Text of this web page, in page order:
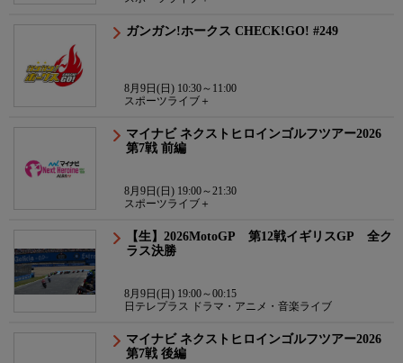
ガンガン!ホークス CHECK!GO! #249
8月9日(日) 10:30～11:00
スポーツライブ＋
マイナビ ネクストヒロインゴルフツアー2026
第7戦 前編
8月9日(日) 19:00～21:30
スポーツライブ＋
【生】2026MotoGP 第12戦イギリスGP 全ク
ラス決勝
8月9日(日) 19:00～00:15
日テレプラス ドラマ・アニメ・音楽ライブ
マイナビ ネクストヒロインゴルフツアー2026
第7戦 後編